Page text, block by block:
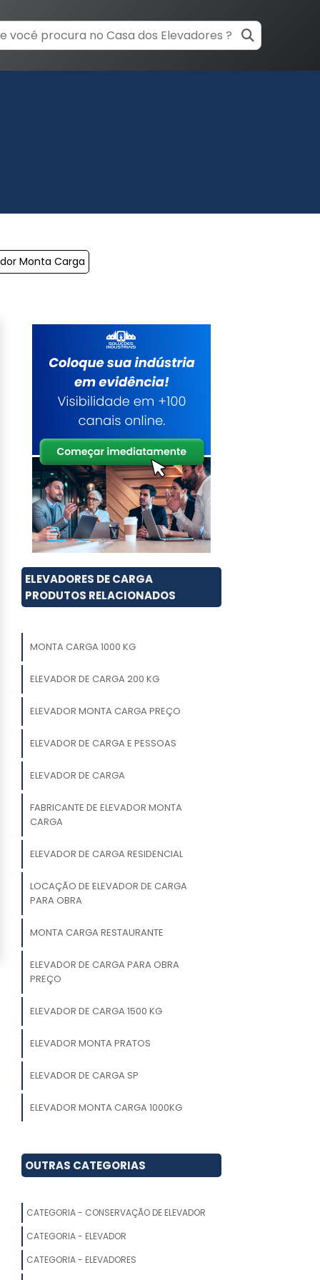
Monta Carga
ELEVADORES DE CARGA
PRODUTOS RELACIONADOS
MONTA CARGA 1000 KG
ELEVADOR DE CARGA 200 KG
ELEVADOR MONTA CARGA PREÇO
ELEVADOR DE CARGA E PESSOAS
ELEVADOR DE CARGA
FABRICANTE DE ELEVADOR MONTA
CARGA
ELEVADOR DE CARGA RESIDENCIAL
LOCAÇÃO DE ELEVADOR DE CARGA
PARA OBRA
MONTA CARGA RESTAURANTE
ELEVADOR DE CARGA PARA OBRA
PREÇO
ELEVADOR DE CARGA 1500 KG
ELEVADOR MONTA PRATOS
ELEVADOR DE CARGA SP
ELEVADOR MONTA CARGA 1000KG
ELEVADOR DE CARGA
ELEVADOR DE CARGA INDUSTRIAL
OUTRAS CATEGORIAS
CATEGORIA - CONSERVAÇÃO DE ELEVADOR
CATEGORIA - ELEVADOR
CATEGORIA - ELEVADORES